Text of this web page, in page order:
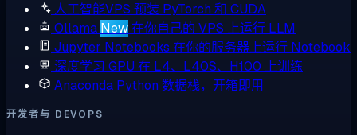
人工智能VPS 预装 PyTorch 和 CUDA
Ollama New在你自己的 VPS 上运行 LLM
Jupyter Notebooks 在你的服务器上运行 Notebook
深度学习 GPU 在 L4、L40S、H100 上训练
Anaconda Python 数据栈，开箱即用
开发者与 DEVOPS